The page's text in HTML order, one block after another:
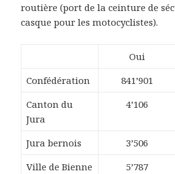
routière (port de la ceinture de
casque pour les motocyclistes).
Oui
Confédération
841’901
Canton du
Jura
4’106
Jura bernois 3’506
Ville de Bienne
5’787